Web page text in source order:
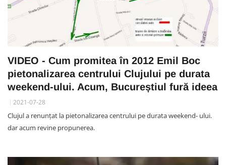
VIDEO - Cum promitea în 2012 Emil Boc
pietonalizarea centrului Clujului pe durata
weekend-ului. Acum, Bucureștiul fură ideea
2021-07-28
Clujul a renunțat la pietonalizarea centrului pe durata weekend- ului.
dar acum revine propunerea.